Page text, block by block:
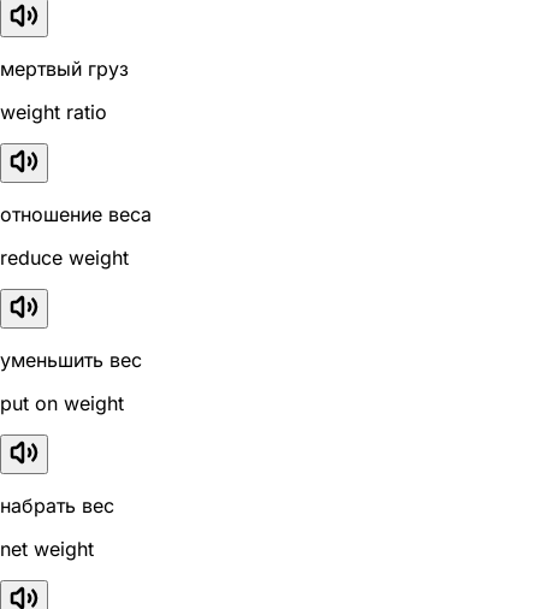
мертвый груз
weight ratio
отношение веса
reduce weight
уменьшить вес
put on weight
набрать вес
net weight